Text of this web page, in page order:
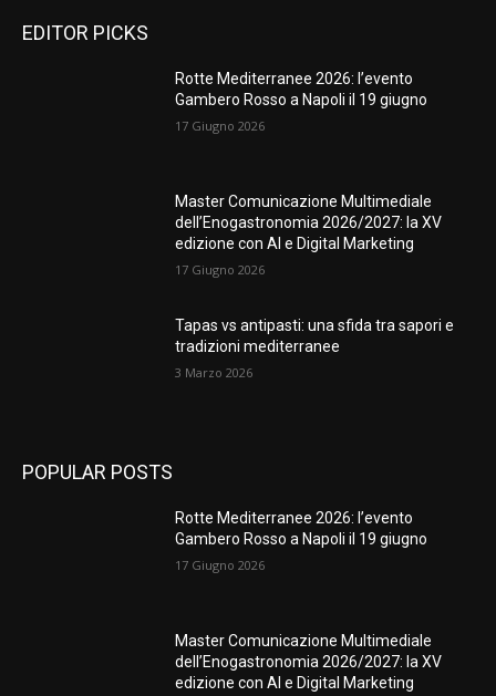
EDITOR PICKS
Rotte Mediterranee 2026: l’evento
Gambero Rosso a Napoli il 19 giugno
17 Giugno 2026
Master Comunicazione Multimediale
dell’Enogastronomia 2026/2027: la XV
edizione con AI e Digital Marketing
17 Giugno 2026
Tapas vs antipasti: una sfida tra sapori e
tradizioni mediterranee
3 Marzo 2026
POPULAR POSTS
Rotte Mediterranee 2026: l’evento
Gambero Rosso a Napoli il 19 giugno
17 Giugno 2026
Master Comunicazione Multimediale
dell’Enogastronomia 2026/2027: la XV
edizione con AI e Digital Marketing